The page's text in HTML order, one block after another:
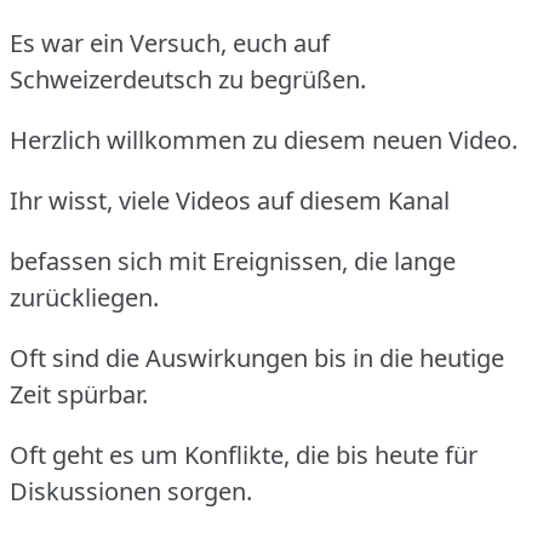
Es war ein Versuch, euch auf
Schweizerdeutsch zu begrüßen.
Herzlich willkommen zu diesem neuen Video.
Ihr wisst, viele Videos auf diesem Kanal
befassen sich mit Ereignissen, die lange
zurückliegen.
Oft sind die Auswirkungen bis in die heutige
Zeit spürbar.
Oft geht es um Konflikte, die bis heute für
Diskussionen sorgen.